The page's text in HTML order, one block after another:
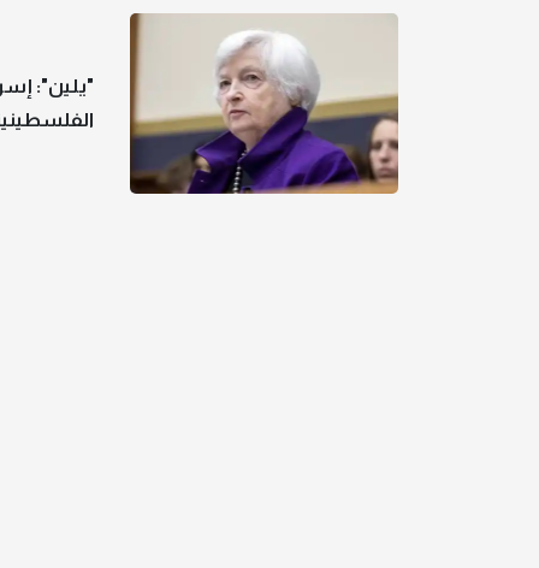
"يلين":